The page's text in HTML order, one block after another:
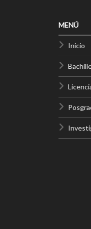
MENÚ
Inicio